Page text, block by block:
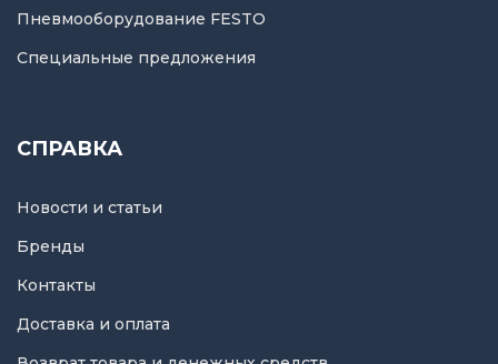
Пневмооборудование FESTO
Специальные предложения
СПРАВКА
Новости и статьи
Бренды
Контакты
Доставка и оплата